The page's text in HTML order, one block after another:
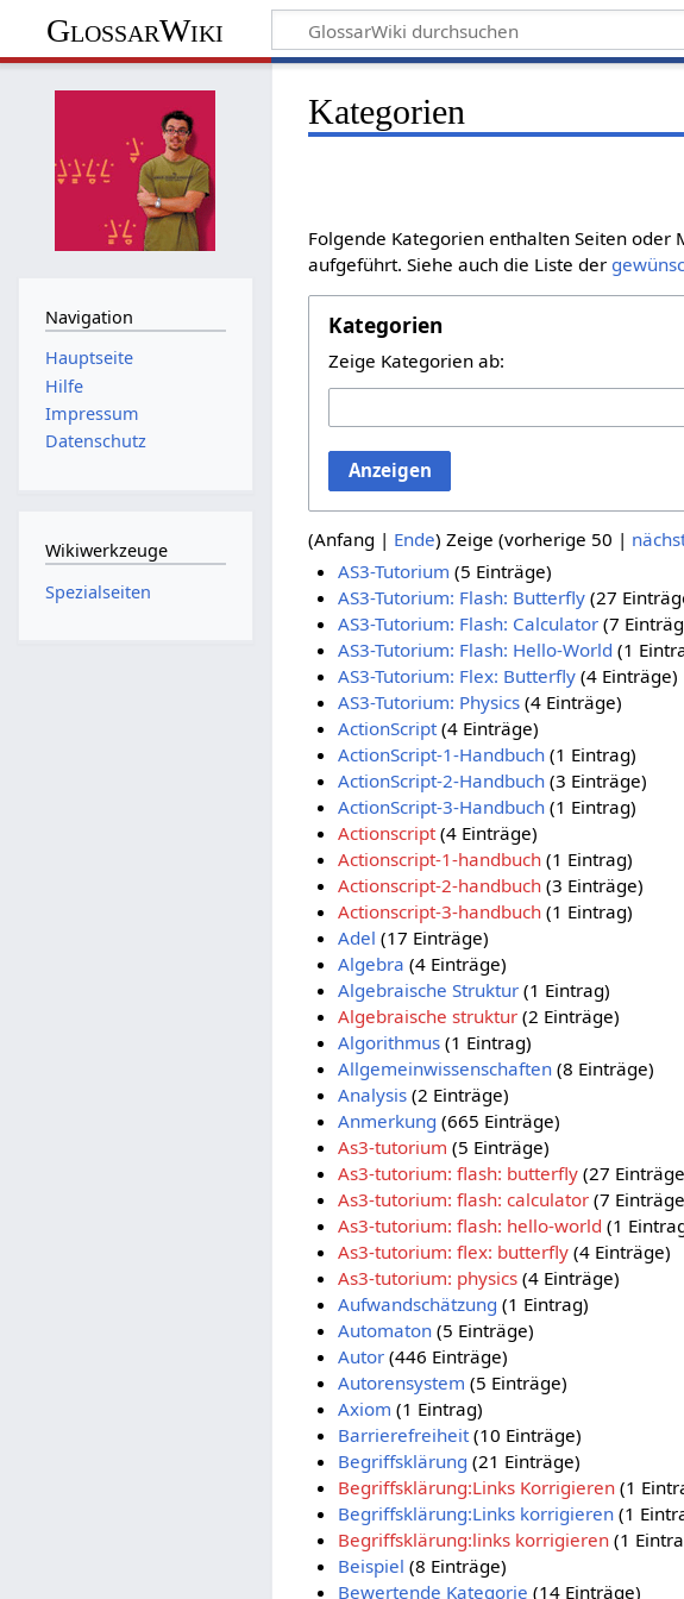
GlossarWiki
Kategorien
Folgende Kategorien enthalten Seiten oder
aufgeführt. Siehe auch die Liste der
Kategorien
Zeige Kategorien ab:
Anzeigen
(Anfang | Ende) Zeige (vorherige 50 |
AS3-Tutorium (5 Einträge)
AS3-Tutorium: Flash: Butterfly(27
AS3-Tutorium: Flash: Calculator(7
AS3-Tutorium: Flash: Hello-World (1
AS3-Tutorium: Flex: Butterfly(4 Einträge)
AS3-Tutorium: Physics(4 Einträge)
ActionScript(4 Einträge)
ActionScript-1-Handbuch(1 Eintrag)
ActionScript-2-Handbuch(3 Einträge)
ActionScript-3-Handbuch(1 Eintrag)
Actionscript(4 Einträge)
Actionscript-1-handbuch(1 Eintrag)
Actionscript-2-handbuch(3 Einträge)
Actionscript-3-handbuch(1 Eintrag)
Adel (17 Einträge)
Algebra (4 Einträge)
Algebraische Struktur(1 Eintrag)
Algebraische struktur(2 Einträge)
Algorithmus(1 Eintrag)
Allgemeinwissenschaften(8 Einträge)
Analysis(2 Einträge)
Anmerkung (665 Einträge)
As3-tutorium (5 Einträge)
As3-tutorium: flash: butterfly(27
As3-tutorium: flash: calculator(7
As3-tutorium: flash: hello-world (1
As3-tutorium: flex: butterfly(4 Einträge)
As3-tutorium: physics(4 Einträge)
Aufwandschätzung (1 Eintrag)
Automaton(5 Einträge)
Autor(446 Einträge)
Autorensystem (5 Einträge)
Axiom (1 Eintrag)
Barrierefreiheit(10 Einträge)
Begriffsklärung (21 Einträge)
Begriffsklärung:Links Korrigieren(1
Begriffsklärung:Links korrigieren(1
Begriffsklärung:links korrigieren(1
Beispiel (8 Einträge)
Bewertende Kategorie (14 Einträge)
Navigation
Hauptseite
Hilfe
Impressum
Datenschutz
Wikiwerkzeuge
Spezialseiten